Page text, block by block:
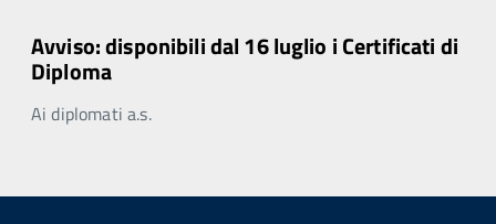
Avviso: disponibili dal 16 luglio i Certificati di
Diploma
Ai diplomati a.s.